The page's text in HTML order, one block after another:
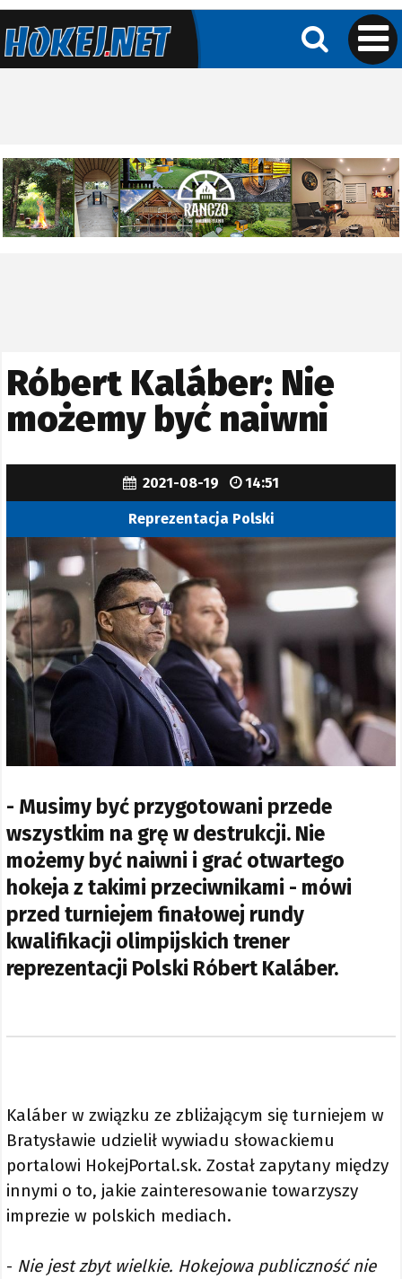
Róbert Kaláber: Nie
możemy być naiwni
2021-08-19 14:51
Reprezentacja Polski
- Musimy być przygotowani przede
wszystkim na grę w destrukcji. Nie
możemy być naiwni i grać otwartego
hokeja z takimi przeciwnikami - mówi
przed turniejem finałowej rundy
kwalifikacji olimpijskich trener
reprezentacji Polski Róbert Kaláber.
Kaláber w związku ze zbliżającym się turniejem w
Bratysławie udzielił wywiadu słowackiemu
portalowi HokejPortal.sk. Został zapytany między
innymi o to, jakie zainteresowanie towarzyszy
imprezie w polskich mediach.
- Nie jest zbyt wielkie. Hokejowa publiczność nie